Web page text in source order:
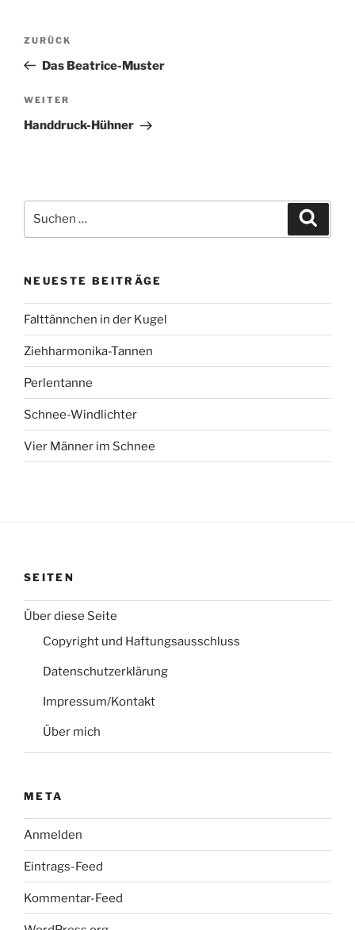
Beitragsnavigation
Vorheriger
Beitrag
ZURÜCK
Das Beatrice-Muster
Nächster
Beitrag
WEITER
Handdruck-Hühner
nach:
NEUESTE BEITRÄGE
Falttännchen in der Kugel
Ziehharmonika-Tannen
Perlentanne
Schnee-Windlichter
Vier Männer im Schnee
SEITEN
Über diese Seite
Copyright und Haftungsausschluss
Datenschutzerklärung
Impressum/Kontakt
Über mich
META
Anmelden
Eintrags-Feed
Kommentar-Feed